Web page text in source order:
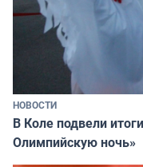
НОВОСТИ
В Коле подвели
Олимпийскую ночь»